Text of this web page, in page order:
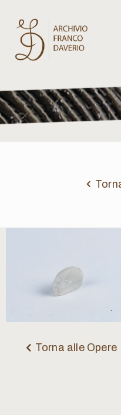
Archivio
Franco
Daverio
critici
Torna alle Opere